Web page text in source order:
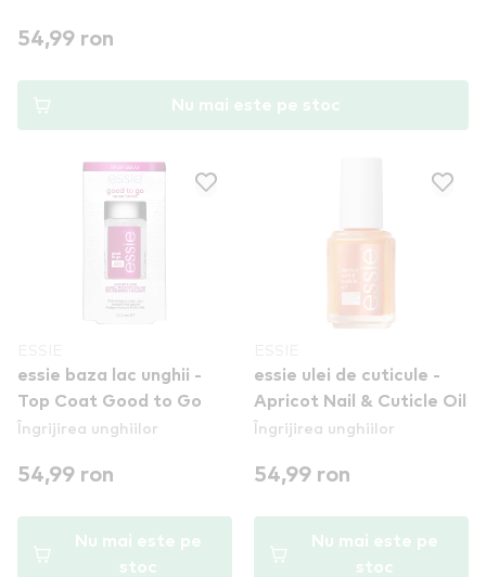
54,99 ron
Nu mai este pe stoc
essie baza lac unghii -
Top Coat Good to Go
Îngrijirea unghiilor
54,99 ron
Nu mai este pe
stoc
essie ulei de cuticule -
Apricot Nail & Cuticle Oil
Îngrijirea unghiilor
54,99 ron
Nu mai este pe
stoc